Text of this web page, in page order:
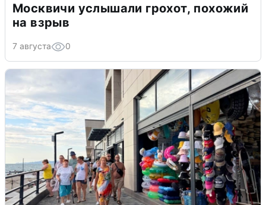
Москвичи услышали грохот, похожий
на взрыв
7 августа 0